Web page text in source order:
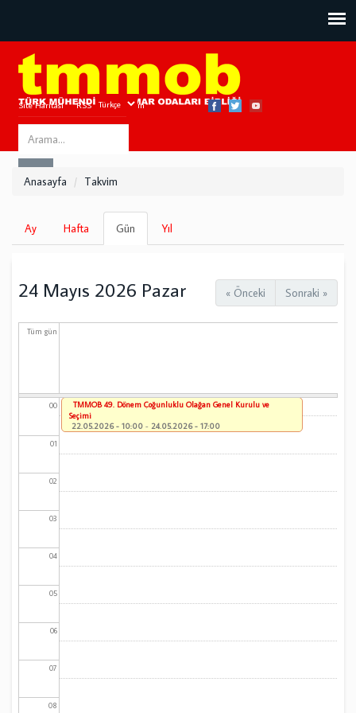
Site Haritası RSS Bize Ulaşın
Search
this
Anasayfa Takvim
Birincil
sekmeler
Ay Hafta Gün
sekme)
Yıl
« Önceki Sonraki »
24 Mayıs 2026 Pazar
Tüm gün
00
01
02
03
04
05
06
07
08
TMMOB 49. Dönem Çoğunluklu Olağan Genel Kurulu ve
Seçimi
22.05.2026 - 10:00 - 24.05.2026 - 17:00